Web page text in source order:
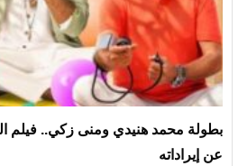
بطولة محمد هنيدي ومنى زكي.. فيلم
عن إيراداته